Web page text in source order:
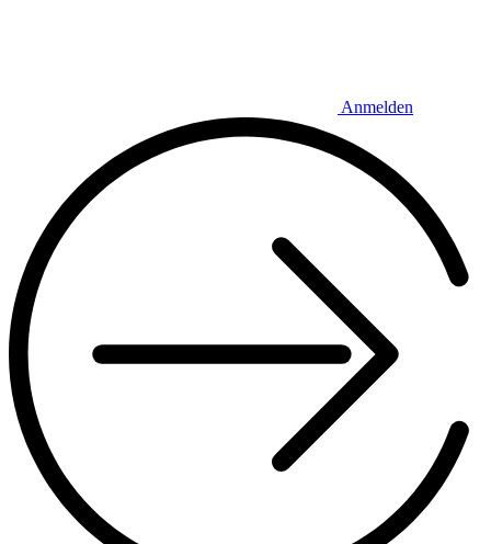
Anmelden